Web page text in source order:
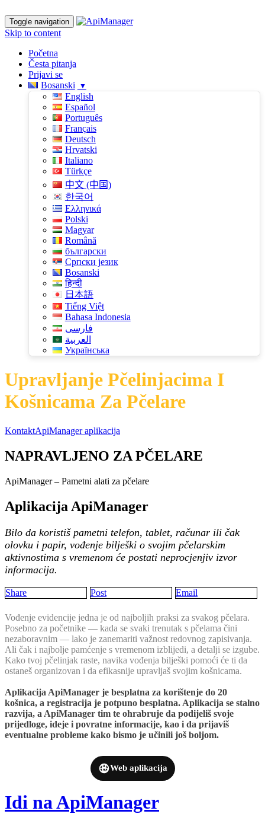
Toggle navigation
Skip to content
Početna
Česta pitanja
Prijavi se
Bosanski
English
Español
Português
Français
Deutsch
Hrvatski
Italiano
Türkçe
中文 (中国)
한국어
Ελληνικά
Polski
Magyar
Română
български
Српски језик
Bosanski
हिन्दी
日本語
Tiếng Việt
Bahasa Indonesia
فارسی
العربية
Українська
Upravljanje Pčelinjacima I
Košnicama Za Pčelare
KontaktApiManager aplikacija
NAPRAVLJENO ZA PČELARE
ApiManager – Pametni alati za pčelare
Aplikacija ApiManager
Bilo da koristiš pametni telefon, tablet, računar ili čak
olovku i papir, vođenje bilješki o svojim pčelarskim
aktivnostima s vremenom će postati neprocjenjiv izvor
informacija.
Share Post Email
Vođenje evidencije jedna je od najboljih praksi za svakog pčelara.
Posebno za početnike — kada se svaki trenutak s pčelama čini
nezaboravnim — lako je zanemariti važnost redovnog zapisivanja.
Ali čak i najbolje pamćenje s vremenom izblijedi, a detalji se izgube.
Kako tvoj pčelinjak raste, navika vođenja bilješki pomoći će ti da
ostaneš organizovan i da efikasnije upravljaš svojim košnicama.
Aplikacija ApiManager je besplatna za korištenje do 20
košnica, a registracija je potpuno besplatna. Aplikacija se stalno
razvija, a ApiManager tim te ohrabruje da podijeliš svoje
prijedloge, ideje i povratne informacije, kao i da prijaviš
eventualne probleme kako bismo je učinili još boljom.
Web aplikacija
Idi na ApiManager